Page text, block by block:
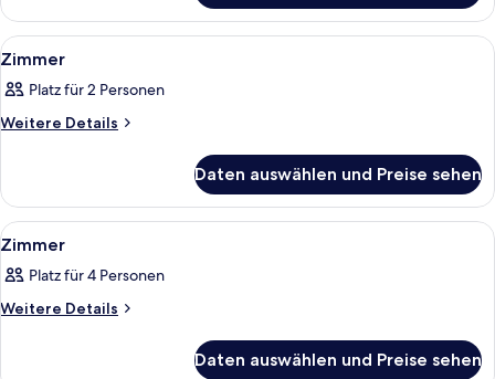
Suite
Alle
Fotos
für
Zimmer
Ein Hotelzimmer mit Doppelbett,
5
Zimmer
Platz für 2 Personen
Weitere Details
Weitere
Daten auswählen und Preise sehen
Alle
Fotos
für
Zimmer
Ein Hotelzimmer mit einem Bett,
6
Zimmer
Platz für 4 Personen
Weitere Details
Weitere
Daten auswählen und Preise sehen